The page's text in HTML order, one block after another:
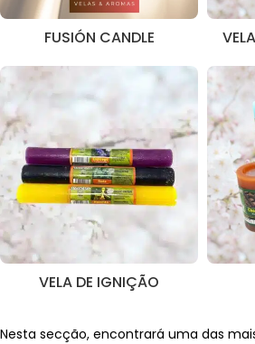
FUSIÓN CANDLE
VELA DE IGNIÇÃO
Nesta secção, encontrará uma das